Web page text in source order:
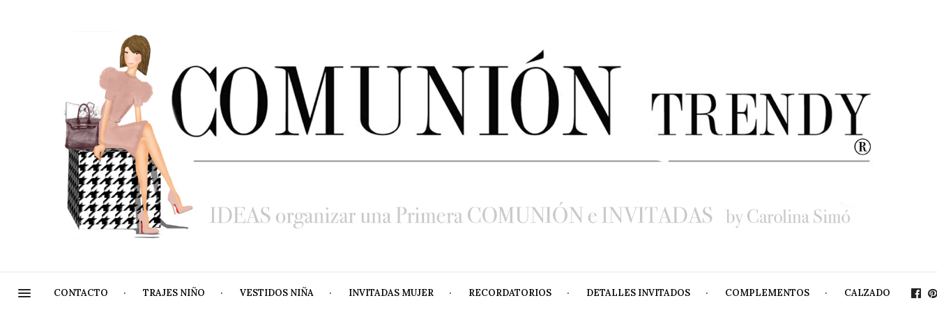
CONTACTO TRAJES NIÑO VESTIDOS NIÑA INVITADAS MUJER RECORDATORIOS DETALLES INVITADOS COMPLEMENTOS CALZADO